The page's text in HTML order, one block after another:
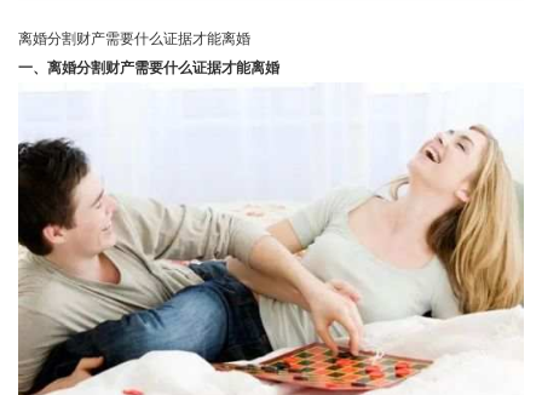
离婚分割财产需要什么证据才能离婚
一、离婚分割财产需要什么证据才能离婚